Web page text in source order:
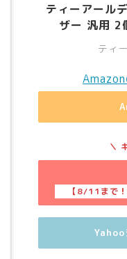
ティーアール
ザー 汎用
ティ
Yahoo